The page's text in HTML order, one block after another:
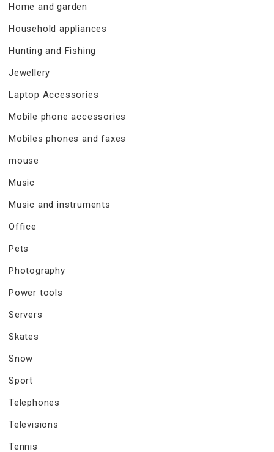
Home and garden
Household appliances
Hunting and Fishing
Jewellery
Laptop Accessories
Mobile phone accessories
Mobiles phones and faxes
mouse
Music
Music and instruments
Office
Pets
Photography
Power tools
Servers
Skates
Snow
Sport
Telephones
Televisions
Tennis